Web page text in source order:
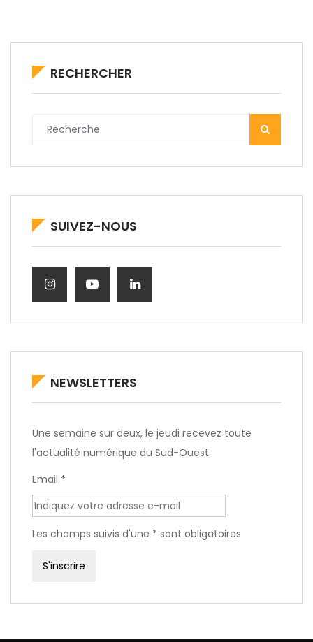
RECHERCHER
SUIVEZ-NOUS
NEWSLETTERS
Une semaine sur deux, le jeudi recevez toute
l'actualité numérique du Sud-Ouest
Email *
Les champs suivis d'une * sont obligatoires